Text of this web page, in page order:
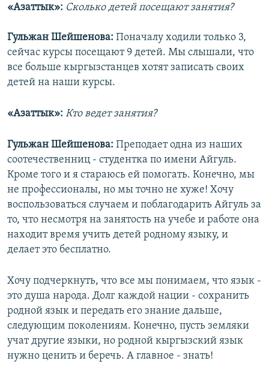
«Азаттык»: Сколько детей посещают занятия?
Гульжан Шейшенова: Поначалу ходили только 3,
сейчас курсы посещают 9 детей. Мы слышали, что
все больше кыргызстанцев хотят записать своих
детей на наши курсы.
«Азаттык»: Кто ведет занятия?
Гульжан Шейшенова: Преподает одна из наших
соотечественниц - студентка по имени Айгуль.
Кроме того и я стараюсь ей помогать. Конечно, мы
не профессионалы, но мы точно не хуже! Хочу
воспользоваться случаем и поблагодарить Айгуль за
то, что несмотря на занятость на учебе и работе она
находит время учить детей родному языку, и
делает это бесплатно.
Хочу подчеркнуть, что все мы понимаем, что язык -
это душа народа. Долг каждой нации - сохранить
родной язык и передать его знание дальше,
следующим поколениям. Конечно, пусть земляки
учат другие языки, но родной кыргызский язык
нужно ценить и беречь. А главное - знать!